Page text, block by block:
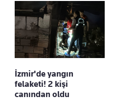
İzmir'de yangın
felaketi! 2 kişi
canından oldu